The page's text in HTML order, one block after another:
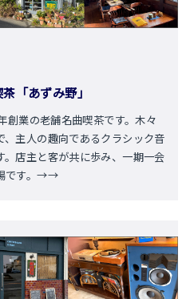
「あずみ野」
創業の老舗名曲喫茶です。木々
主人の趣向であるクラシック音
店主と客が共に歩み、一期一会
です。→→